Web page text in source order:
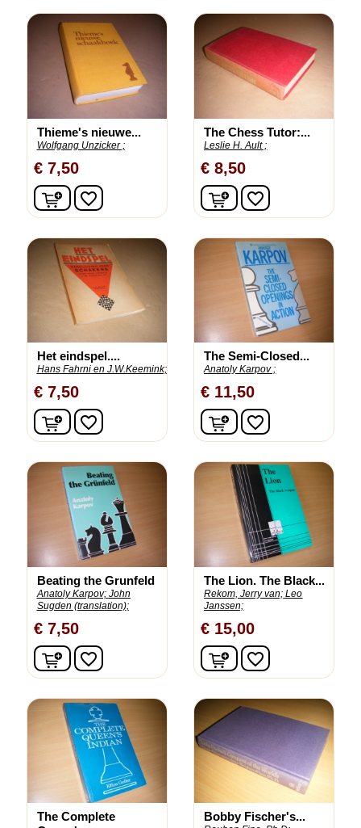
Thieme's nieuwe...
Wolfgang Unzicker ;
€ 7,50
In winkelwagen
favorite_border
The Chess Tutor:...
Leslie H. Ault ;
€ 8,50
In winkelwagen
favorite_border
Het eindspel....
Hans Fahrni en J.W.Keemink;
€ 7,50
In winkelwagen
favorite_border
The Semi-Closed...
Anatoly Karpov ;
€ 11,50
In winkelwagen
favorite_border
Beating the Grunfeld
Anatoly Karpov; John
Sugden (translation);
€ 7,50
In winkelwagen
favorite_border
The Lion. The Black...
Rekom, Jerry van; Leo
Janssen;
€ 15,00
In winkelwagen
favorite_border
The Complete
Bobby Fischer's...